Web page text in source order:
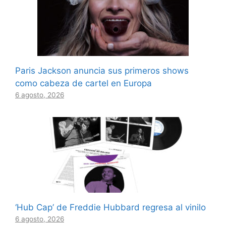
Paris Jackson anuncia sus primeros shows
como cabeza de cartel en Europa
6 agosto, 2026
‘Hub Cap’ de Freddie Hubbard regresa al vinilo
6 agosto, 2026